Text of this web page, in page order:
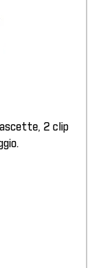
2 clip